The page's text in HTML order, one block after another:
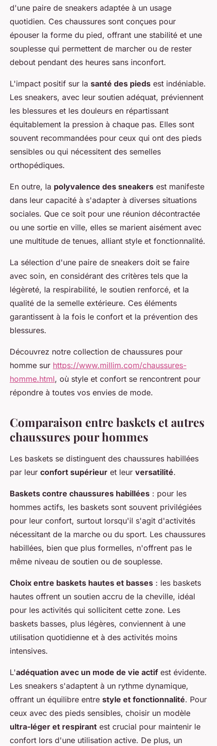
d'une paire de sneakers adaptée à un usage
quotidien. Ces chaussures sont conçues pour
épouser la forme du pied, offrant une stabilité et une
souplesse qui permettent de marcher ou de rester
debout pendant des heures sans inconfort.
L'impact positif sur la santé des pieds est indéniable.
Les sneakers, avec leur soutien adéquat, préviennent
les blessures et les douleurs en répartissant
équitablement la pression à chaque pas. Elles sont
souvent recommandées pour ceux qui ont des pieds
sensibles ou qui nécessitent des semelles
orthopédiques.
En outre, la polyvalence des sneakers est manifeste
dans leur capacité à s'adapter à diverses situations
sociales. Que ce soit pour une réunion décontractée
ou une sortie en ville, elles se marient aisément avec
une multitude de tenues, alliant style et fonctionnalité.
La sélection d'une paire de sneakers doit se faire
avec soin, en considérant des critères tels que la
légèreté, la respirabilité, le soutien renforcé, et la
qualité de la semelle extérieure. Ces éléments
garantissent à la fois le confort et la prévention des
blessures.
Découvrez notre collection de chaussures pour
homme sur https://www.millim.com/chaussures-
homme.html, où style et confort se rencontrent pour
répondre à toutes vos envies de mode.
Comparaison entre baskets et autres
chaussures pour hommes
Les baskets se distinguent des chaussures habillées
par leur confort supérieur et leur versatilité.
Baskets contre chaussures habillées : pour les
hommes actifs, les baskets sont souvent privilégiées
pour leur confort, surtout lorsqu'il s'agit d'activités
nécessitant de la marche ou du sport. Les chaussures
habillées, bien que plus formelles, n'offrent pas le
même niveau de soutien ou de souplesse.
Choix entre baskets hautes et basses : les baskets
hautes offrent un soutien accru de la cheville, idéal
pour les activités qui sollicitent cette zone. Les
baskets basses, plus légères, conviennent à une
utilisation quotidienne et à des activités moins
intensives.
L'adéquation avec un mode de vie actif est évidente.
Les sneakers s'adaptent à un rythme dynamique,
offrant un équilibre entre style et fonctionnalité. Pour
ceux avec des pieds sensibles, choisir un modèle
ultra-léger et respirant est crucial pour maintenir le
confort lors d'une utilisation active. De plus, un